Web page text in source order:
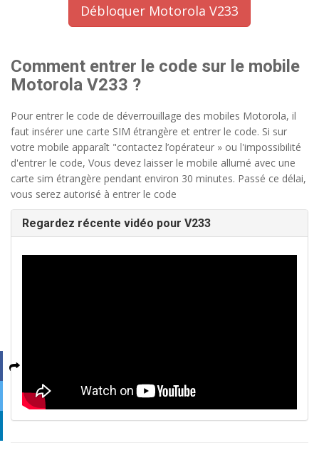
Débloquer Motorola V233
Comment entrer le code sur le mobile
Motorola V233 ?
Pour entrer le code de déverrouillage des mobiles Motorola, il
faut insérer une carte SIM étrangère et entrer le code. Si sur
votre mobile apparaît "contactez l’opérateur » ou l'impossibilité
d'entrer le code, Vous devez laisser le mobile allumé avec une
carte sim étrangère pendant environ 30 minutes. Passé ce délai,
vous serez autorisé à entrer le code
Regardez récente vidéo pour V233